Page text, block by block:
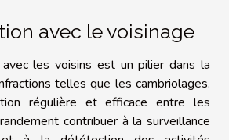
avec le voisinage
les voisins est un pilier dans la
telles que les cambriolages.
régulière et efficace entre les
contribuer à la surveillance